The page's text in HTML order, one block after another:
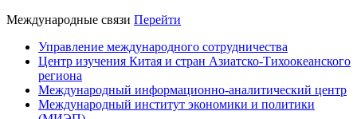
Международные связи Перейти
Управление международного сотрудничества
Центр изучения Китая и стран Азиатско-Тихоокеанского
региона
Международный информационно-аналитический центр
Международный институт экономики и политики